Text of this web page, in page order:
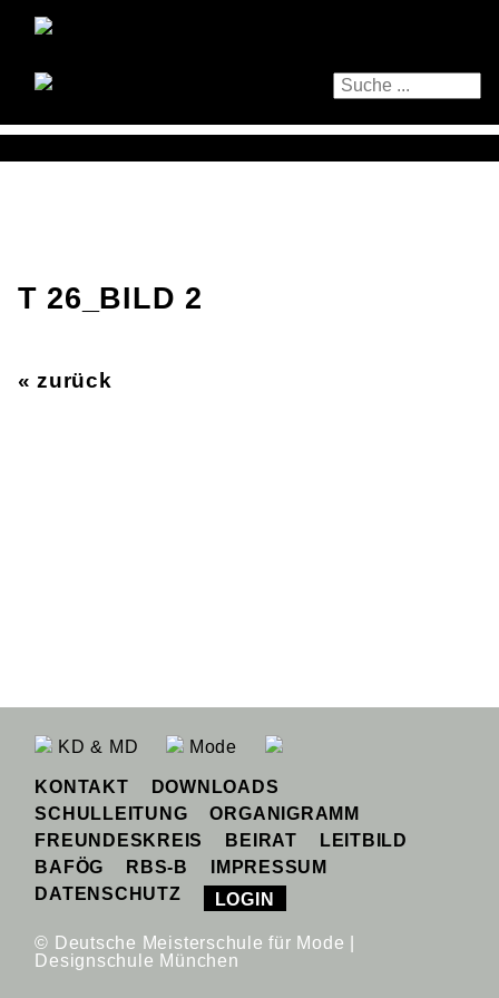
T 26_BILD 2
« zurück
KD & MD Mode
KONTAKT
DOWNLOADS
SCHULLEITUNG
ORGANIGRAMM
FREUNDESKREIS
BEIRAT
LEITBILD
BAFÖG
RBS-B
IMPRESSUM
DATENSCHUTZ
LOGIN
© Deutsche Meisterschule für Mode |
Designschule München